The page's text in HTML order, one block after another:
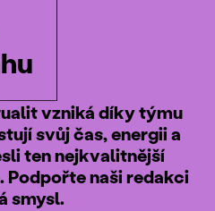
vzniká díky týmu
svůj čas, energii a
ten nejkvalitnější
Podpořte naši redakci
smysl.